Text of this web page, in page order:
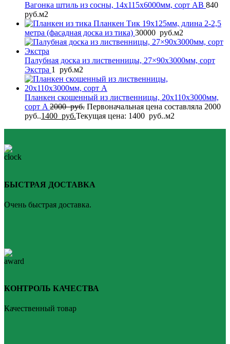
Вагонка штиль из сосны, 14x115x6000мм, сорт AB 840
руб.м2
Планкен Тик 19x125мм, длина 2-2,5
метра (фасадная доска из тика) 30000 руб.м2
Палубная доска из лиственницы, 27×90x3000мм, сорт
Экстра 1 руб.м2
Планкен скошенный из лиственницы, 20x110x3000мм,
сорт A 2000руб. Первоначальная цена составляла 2000
руб..1400 руб.Текущая цена: 1400 руб..м2
БЫСТРАЯ ДОСТАВКА
Очень быстрая доставка.
КОНТРОЛЬ КАЧЕСТВА
Качественный товар